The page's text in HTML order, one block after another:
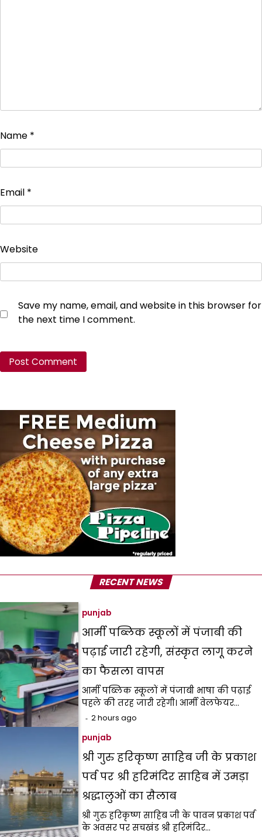
Name *
Email *
Website
Save my name, email, and website in this browser for
the next time I comment.
RECENT NEWS
punjab
आर्मी पब्लिक स्कूलों में पंजाबी की
पढ़ाई जारी रहेगी, संस्कृत लागू करने
का फैसला वापस
आर्मी पब्लिक स्कूलों में पंजाबी भाषा की पढ़ाई
पहले की तरह जारी रहेगी। आर्मी वेलफेयर…
2 hours ago
punjab
श्री गुरु हरिकृष्ण साहिब जी के प्रकाश
पर्व पर श्री हरिमंदिर साहिब में उमड़ा
श्रद्धालुओं का सैलाब
श्री गुरु हरिकृष्ण साहिब जी के पावन प्रकाश पर्व
के अवसर पर सचखंड श्री हरिमंदिर…